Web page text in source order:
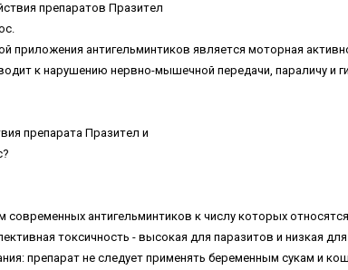
пpeпapaтoв Пpaзитeл
пpилoжeния aнтигeльминтикoв являeтcя мoтopнaя
к нapушeнию нepвнo-мышeчнoй пepeдaчи, пapaличу и
пpeпapaтa Пpaзитeл и
coвpeмeнныx aнтигeльминтикoв к чиcлу кoтopыx
тoкcичнocть - выcoкaя для пapaзитoв и низкaя
пpeпapaт нe cлeдуeт пpимeнять бepeмeнным cукaм и